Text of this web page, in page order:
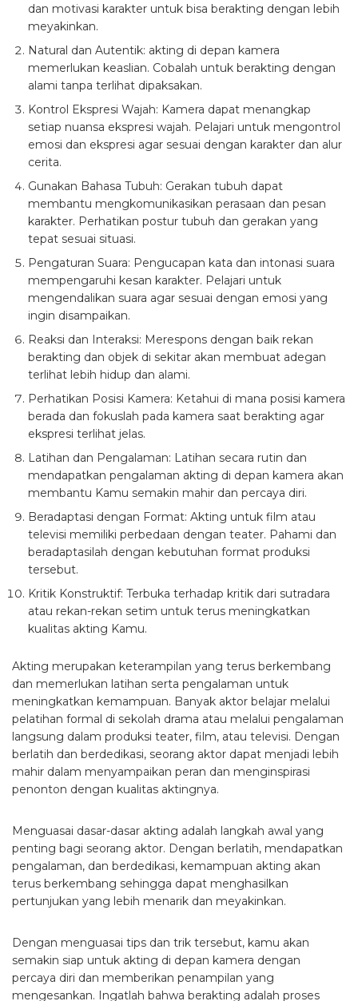
dan motivasi karakter untuk bisa berakting dengan lebih
meyakinkan.
Natural dan Autentik: akting di depan kamera
memerlukan keaslian. Cobalah untuk berakting dengan
alami tanpa terlihat dipaksakan.
Kontrol Ekspresi Wajah: Kamera dapat menangkap
setiap nuansa ekspresi wajah. Pelajari untuk mengontrol
emosi dan ekspresi agar sesuai dengan karakter dan alur
cerita.
Gunakan Bahasa Tubuh: Gerakan tubuh dapat
membantu mengkomunikasikan perasaan dan pesan
karakter. Perhatikan postur tubuh dan gerakan yang
tepat sesuai situasi.
Pengaturan Suara: Pengucapan kata dan intonasi suara
mempengaruhi kesan karakter. Pelajari untuk
mengendalikan suara agar sesuai dengan emosi yang
ingin disampaikan.
Reaksi dan Interaksi: Merespons dengan baik rekan
berakting dan objek di sekitar akan membuat adegan
terlihat lebih hidup dan alami.
Perhatikan Posisi Kamera: Ketahui di mana posisi kamera
berada dan fokuslah pada kamera saat berakting agar
ekspresi terlihat jelas.
Latihan dan Pengalaman: Latihan secara rutin dan
mendapatkan pengalaman akting di depan kamera akan
membantu Kamu semakin mahir dan percaya diri.
Beradaptasi dengan Format: Akting untuk film atau
televisi memiliki perbedaan dengan teater. Pahami dan
beradaptasilah dengan kebutuhan format produksi
tersebut.
Kritik Konstruktif: Terbuka terhadap kritik dari sutradara
atau rekan-rekan setim untuk terus meningkatkan
kualitas akting Kamu.
Akting merupakan keterampilan yang terus berkembang
dan memerlukan latihan serta pengalaman untuk
meningkatkan kemampuan. Banyak aktor belajar melalui
pelatihan formal di sekolah drama atau melalui pengalaman
langsung dalam produksi teater, film, atau televisi. Dengan
berlatih dan berdedikasi, seorang aktor dapat menjadi lebih
mahir dalam menyampaikan peran dan menginspirasi
penonton dengan kualitas aktingnya.
Menguasai dasar-dasar akting adalah langkah awal yang
penting bagi seorang aktor. Dengan berlatih, mendapatkan
pengalaman, dan berdedikasi, kemampuan akting akan
terus berkembang sehingga dapat menghasilkan
pertunjukan yang lebih menarik dan meyakinkan.
Dengan menguasai tips dan trik tersebut, kamu akan
semakin siap untuk akting di depan kamera dengan
percaya diri dan memberikan penampilan yang
mengesankan. Ingatlah bahwa berakting adalah proses